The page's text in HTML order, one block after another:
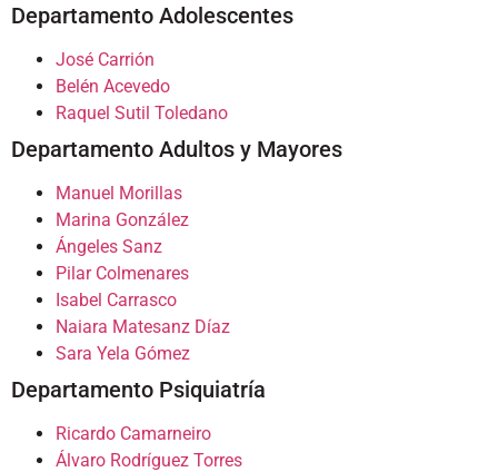
Departamento Adolescentes
José Carrión
Belén Acevedo
Raquel Sutil Toledano
Departamento Adultos y Mayores
Manuel Morillas
Marina González
Ángeles Sanz
Pilar Colmenares
Isabel Carrasco
Naiara Matesanz Díaz
Sara Yela Gómez
Departamento Psiquiatría
Ricardo Camarneiro
Álvaro Rodríguez Torres